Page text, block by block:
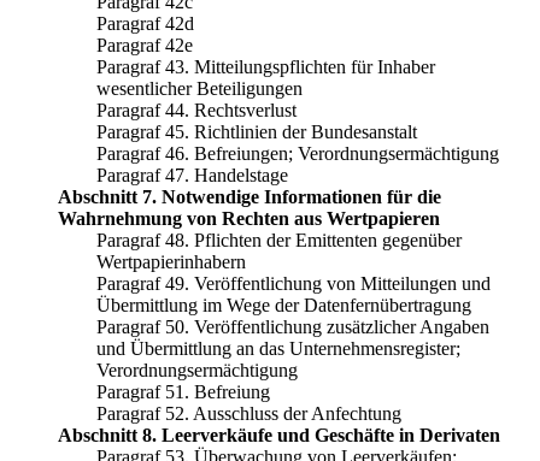
Paragraf 42d
Paragraf 42e
Paragraf 43. Mitteilungspflichten für Inhaber
wesentlicher Beteiligungen
Paragraf 44. Rechtsverlust
Paragraf 45. Richtlinien der Bundesanstalt
Paragraf 46. Befreiungen; Verordnungsermächtigung
Paragraf 47. Handelstage
Abschnitt 7. Notwendige Informationen für die
Wahrnehmung von Rechten aus Wertpapieren
Paragraf 48. Pflichten der Emittenten gegenüber
Wertpapierinhabern
Paragraf 49. Veröffentlichung von Mitteilungen und
Übermittlung im Wege der Datenfernübertragung
Paragraf 50. Veröffentlichung zusätzlicher Angaben
und Übermittlung an das Unternehmensregister;
Verordnungsermächtigung
Paragraf 51. Befreiung
Paragraf 52. Ausschluss der Anfechtung
Abschnitt 8. Leerverkäufe und Geschäfte in Derivaten
Paragraf 53. Überwachung von Leerverkäufen;